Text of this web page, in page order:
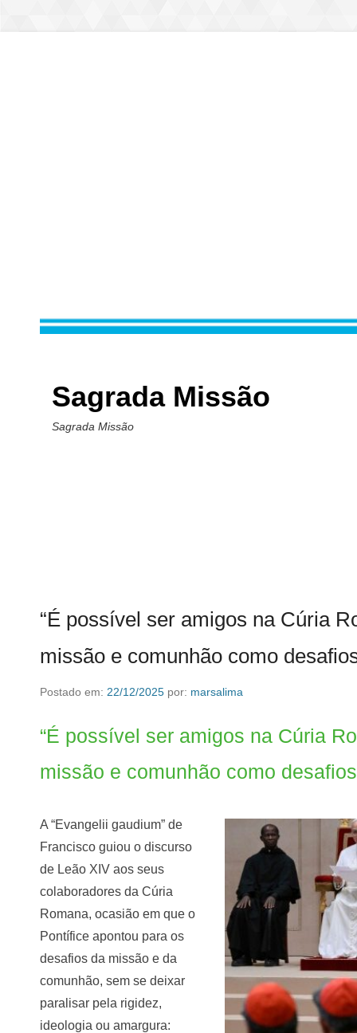
Sagrada Missão
Sagrada Missão
“É possível ser amigos na Cúria
missão e comunhão como
Postado em: 22/12/2025 por: marsalima
“É possível ser amigos na Cúria
missão e comunhão como desafios
A “Evangelii gaudium” de
Francisco guiou o discurso
de Leão XIV aos seus
colaboradores da Cúria
Romana, ocasião em que o
Pontífice apontou para os
desafios da missão e da
comunhão, sem se deixar
paralisar pela rigidez,
ideologia ou amargura: